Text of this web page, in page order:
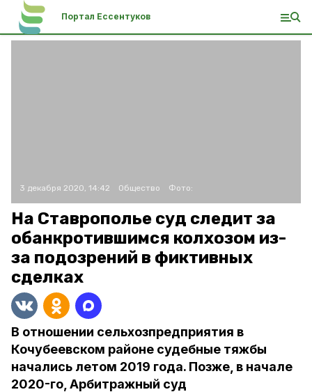
Портал Ессентуков
3 декабря 2020, 14:42 Общество Фото:
На Ставрополье суд следит за
обанкротившимся колхозом из-
за подозрений в фиктивных
сделках
В отношении сельхозпредприятия в
Кочубеевском районе судебные тяжбы
начались летом 2019 года. Позже, в начале
2020-го, Арбитражный суд